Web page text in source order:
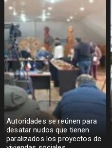
Autoridades se reúnen para
desatar nudos que tienen
paralizados los proyectos de